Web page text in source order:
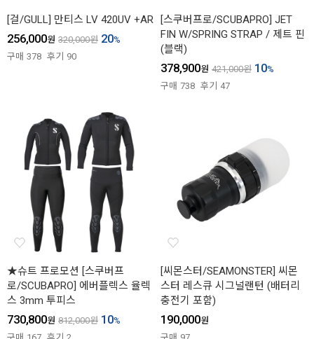
[걸/GULL] 만티스 LV 420UV +AR
256,000원 320,000원 20%
구매 378 후기 90
[스쿠버프로/SCUBAPRO] JET
FIN W/SPRING STRAP / 제트 핀
(블랙)
378,900원 421,000원 10%
구매 738 후기 47
★슈트 프로모션 [스쿠버프
로/SCUBAPRO] 에버플렉스 율렉
스 3mm 투피스
730,800원 812,000원 10%
[씨몬스터/SEAMONSTER] 씨몬
스터 레스큐 시그널랜턴 (배터리
충전기 포함)
190,000원